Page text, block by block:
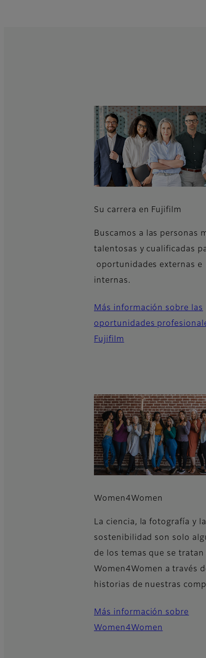
Su carrera en Fujifilm
Buscamos a las personas
talentosas y cualificadas
oportunidades externas e
internas.
Más información sobre las
oportunidades
Fujifilm
Women4Women
La ciencia, la fotografía y la
sostenibilidad son solo
de los temas que se tratan
Women4Women a través
historias de nuestras
Más información sobre
Women4Women